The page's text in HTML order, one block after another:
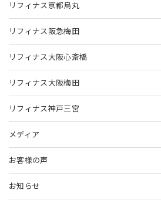
リフィナス京都烏丸
リフィナス阪急梅田
リフィナス大阪心斎橋
リフィナス大阪梅田
リフィナス神戸三宮
メディア
お客様の声
お知らせ